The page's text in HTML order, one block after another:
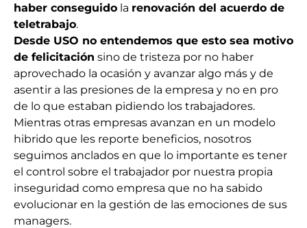
haber conseguido la renovación del acuerdo de
teletrabajo.
Desde USO no entendemos que esto sea motivo
de felicitación sino de tristeza por no haber
aprovechado la ocasión y avanzar algo más y de
asentir a las presiones de la empresa y no en pro
de lo que estaban pidiendo los trabajadores.
Mientras otras empresas avanzan en un modelo
hibrido que les reporte beneficios, nosotros
seguimos anclados en que lo importante es tener
el control sobre el trabajador por nuestra propia
inseguridad como empresa que no ha sabido
evolucionar en la gestión de las emociones de sus
managers.